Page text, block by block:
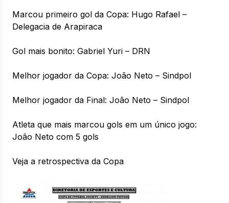
Marcou primeiro gol da Copa: Hugo Rafael –
Delegacia de Arapiraca
Gol mais bonito: Gabriel Yuri – DRN
Melhor jogador da Copa: João Neto – Sindpol
Melhor jogador da Final: João Neto – Sindpol
Atleta que mais marcou gols em um único jogo:
João Neto com 5 gols
Veja a retrospectiva da Copa